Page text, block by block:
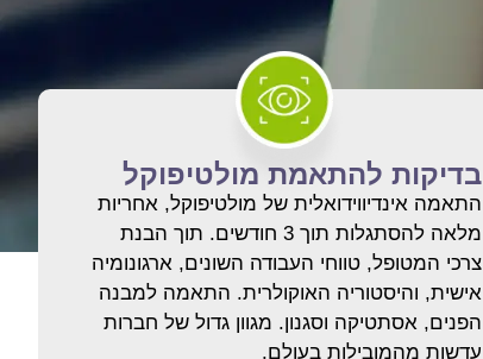
בדיקות להתאמת מולטיפוקל
התאמה אינדיווידואלית של מולטיפוקל, אחריות
מלאה להסתגלות תוך 3 חודשים. תוך הבנת
צרכי המטופל, טווחי העבודה השונים, ארגונומיה
אישית, והיסטוריה האוקולרית. התאמה למבנה
הפנים, אסתטיקה וסגנון. מגוון גדול של חברות
עדשות מהמובילות בעולם.